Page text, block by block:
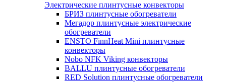
Электрические плинтусные конвекторы
БРИЗ плинтусные обогреватели
Мегадор плинтусные электрические
обогреватели
ENSTO FinnHeat Mini плинтусные
конвекторы
Nobo NFK Viking конвекторы
BALLU плинтусные обогреватели
RED Solution плинтусные обогреватели